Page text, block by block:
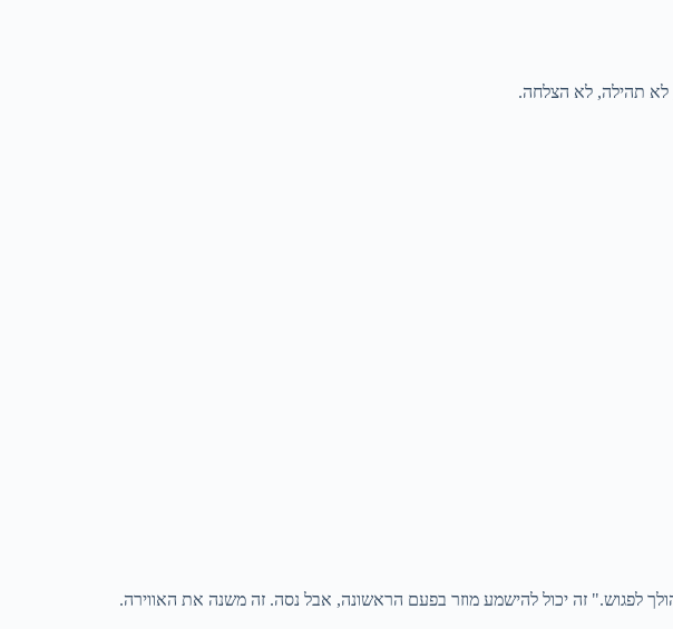
תהילה, לא הצלחה.
זה יכול להישמע מוזר בפעם הראשונה, אבל נסה. זה משנה את האווירה.